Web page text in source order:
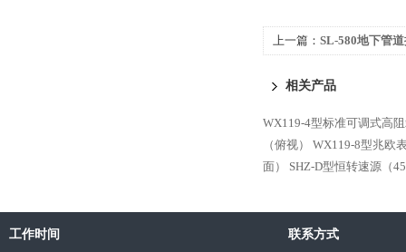
上一篇： SL-580地下管
相关产品
WX119-4型标准可调式高
（俯视）
WX119-8型兆欧
面）
SHZ-D型恒转速源（
工作时间 联系方式